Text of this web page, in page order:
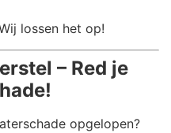
lossen het op!
– Red je
opgelopen?